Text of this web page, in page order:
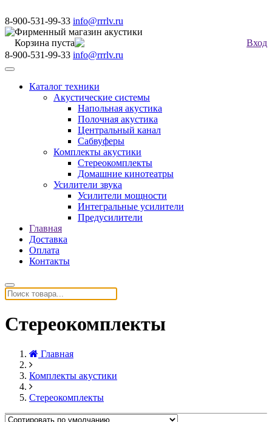
8-900-531-99-33 info@rrrlv.ru
Фирменный магазин акустики
Корзина пуста
Вход
8-900-531-99-33 info@rrrlv.ru
Меню
Каталог техники
Акустические системы
Напольная акустика
Полочная акустика
Центральный канал
Сабвуферы
Комплекты акустики
Стереокомплекты
Домашние кинотеатры
Усилители звука
Усилители мощности
Интегральные усилители
Предусилители
Главная
Доставка
Оплата
Контакты
Стереокомплекты
Главная
Комплекты акустики
Стереокомплекты